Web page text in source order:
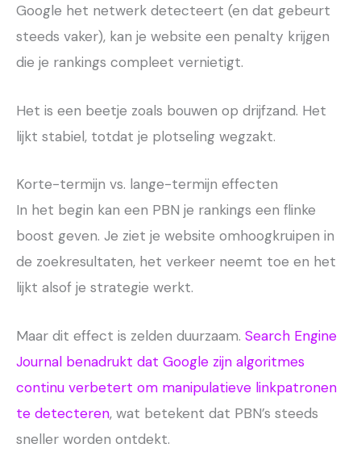
Google het netwerk detecteert (en dat gebeurt
steeds vaker), kan je website een penalty krijgen
die je rankings compleet vernietigt.
Het is een beetje zoals bouwen op drijfzand. Het
lijkt stabiel, totdat je plotseling wegzakt.
Korte-termijn vs. lange-termijn effecten
In het begin kan een PBN je rankings een flinke
boost geven. Je ziet je website omhoogkruipen in
de zoekresultaten, het verkeer neemt toe en het
lijkt alsof je strategie werkt.
Maar dit effect is zelden duurzaam. Search Engine
Journal benadrukt dat Google zijn algoritmes
continu verbetert om manipulatieve linkpatronen
te detecteren, wat betekent dat PBN’s steeds
sneller worden ontdekt.